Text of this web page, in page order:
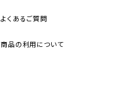
よくあるご質問
商品の利用について